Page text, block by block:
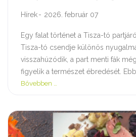
Hírek 2026. február 07
Egy falat történet a Tisza-tó
Tisza-tó csendje különös
visszahúzódik, a part menti fák
figyelik a természet ébredését.
Bővebben …